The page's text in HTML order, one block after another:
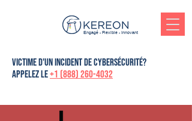
Engagé - Flexible - Innovant
victime d'un incident de cybersécurité?
Appelez le+1 (888) 260-4032